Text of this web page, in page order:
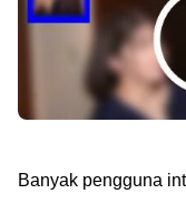
Banyak pengguna